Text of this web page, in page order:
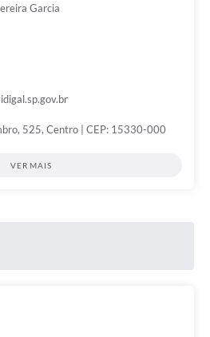
Garcia
525, Centro | CEP: 15330-000
VER MAIS